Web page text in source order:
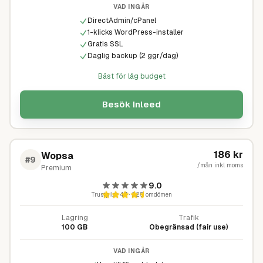
VAD INGÅR
DirectAdmin/cPanel
1-klicks WordPress-installer
Gratis SSL
Daglig backup (2 ggr/dag)
Bäst för låg budget
Besök Inleed
#9 Wopsa
Premium
186 kr
/mån inkl moms
9.0
Trustpilot4,7· 225 omdömen
Lagring
100 GB
Trafik
Obegränsad (fair use)
VAD INGÅR